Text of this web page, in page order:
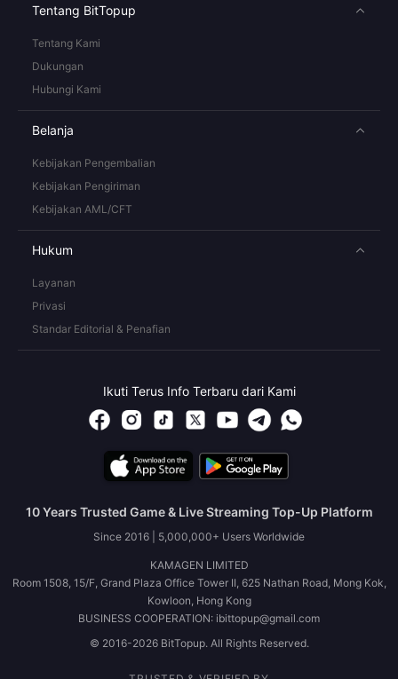
Tentang BitTopup
Tentang Kami
Dukungan
Hubungi Kami
Belanja
Kebijakan Pengembalian
Kebijakan Pengiriman
Kebijakan AML/CFT
Hukum
Layanan
Privasi
Standar Editorial & Penafian
Ikuti Terus Info Terbaru dari Kami
10 Years Trusted Game & Live Streaming Top-Up Platform
Since 2016 | 5,000,000+ Users Worldwide
KAMAGEN LIMITED
Room 1508, 15/F, Grand Plaza Office Tower II, 625 Nathan Road, Mong Kok,
Kowloon, Hong Kong
BUSINESS COOPERATION: ibittopup@gmail.com
© 2016-2026 BitTopup. All Rights Reserved.